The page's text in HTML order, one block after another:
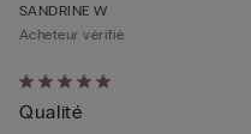
Évalué
5sur 5
SANDRINE W
Acheteur vérifié
Qualité